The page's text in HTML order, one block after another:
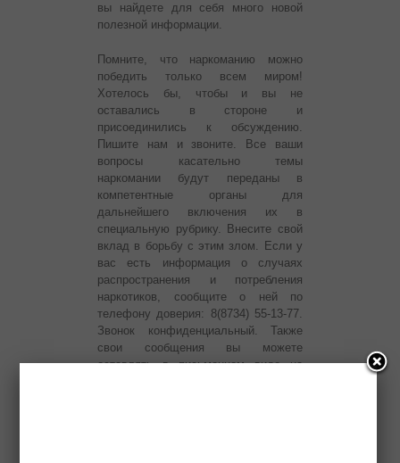
вы найдете для себя много новой
полезной информации.
Помните, что наркоманию можно
победить только всем миром!
Хотелось бы, чтобы и вы не
оставались в стороне и
присоединились к обсуждению.
Пишите нам и звоните. Все ваши
вопросы касательно темы
наркомании будут переданы в
компетентные органы для
дальнейшего включения их в
специальную рубрику. Внесите свой
вклад в борьбу с этим злом. Если у
вас есть информация о случаях
распространения и потребления
наркотиков, сообщите о ней по
телефону доверия: 8(8734) 55-13-77.
Звонок конфиденциальный. Также
свои сообщения вы можете
оставлять в письменном виде на